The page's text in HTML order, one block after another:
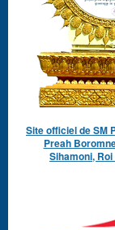
Site officiel de SM
Preah
Sihamoni,